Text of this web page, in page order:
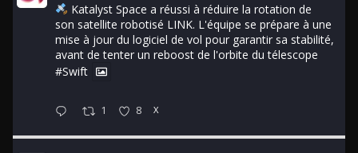
Katalyst Space a réussi à réduire la rotation de
son satellite robotisé LINK. L'équipe se prépare à une
mise à jour du logiciel de vol pour garantir sa stabilité,
avant de tenter un reboost de l'orbite du télescope
#Swift
1 8 X